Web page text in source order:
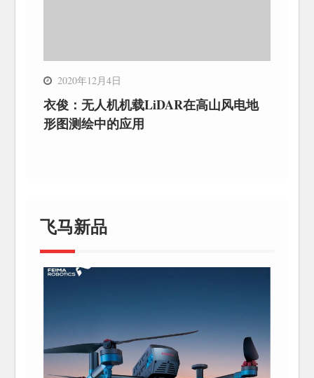
2020年12月4日
衣俊：无人机机载LiDAR在高山风电地
形图测绘中的应用
飞马新品